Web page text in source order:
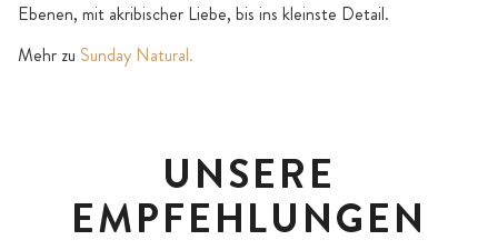
Ebenen, mit akribischer Liebe, bis ins kleinste Detail.
Mehr zu Sunday Natural.
UNSERE
EMPFEHLUNGEN